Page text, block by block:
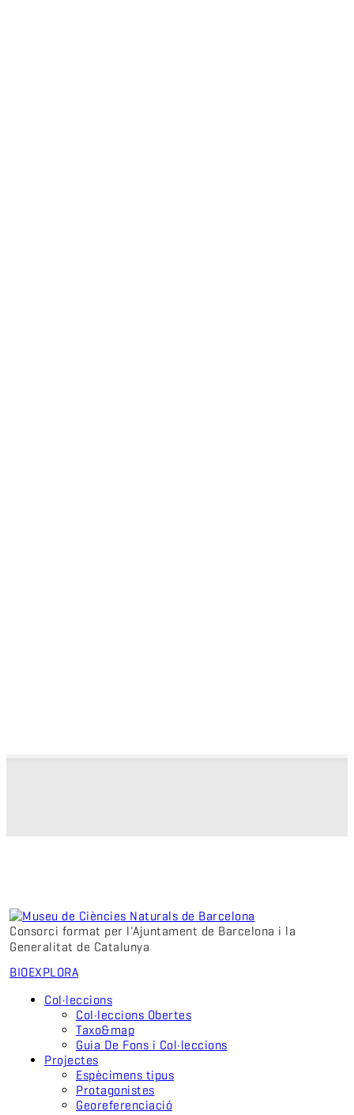
Consorci format per l'Ajuntament de Barcelona i la
Generalitat de Catalunya
BIOEXPLORA
Col·leccions
Col·leccions Obertes
Taxo&map
Guia De Fons i Col·leccions
Projectes
Espècimens tipus
Protagonistes
Georeferenciació